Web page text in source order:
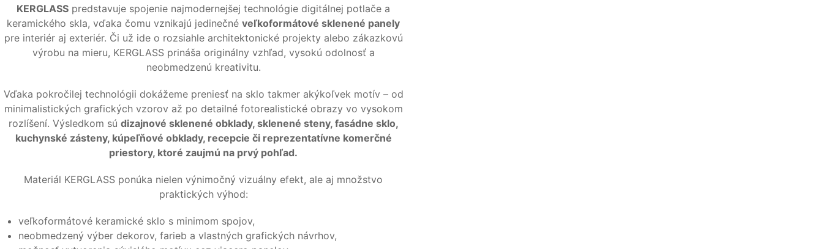
KERGLASS predstavuje spojenie najmodernejšej technológie digitálnej potlače a
keramického skla, vďaka čomu vznikajú jedinečnéveľkoformátové sklenené panely
pre interiér aj exteriér. Či už ide o rozsiahle architektonické projekty alebo zákazkovú
výrobu na mieru, KERGLASS prináša originálny vzhľad, vysokú odolnosť a
neobmedzenú kreativitu.
Vďaka pokročilej technológii dokážeme preniesť na sklo takmer akýkoľvek motív – od
minimalistických grafických vzorov až po detailné fotorealistické obrazy vo vysokom
rozlíšení. Výsledkom sú dizajnové sklenené obklady, sklenené steny, fasádne sklo,
kuchynské zásteny, kúpeľňové obklady, recepcie či reprezentatívne komerčné
priestory, ktoré zaujmú na prvý pohľad.
Materiál KERGLASS ponúka nielen výnimočný vizuálny efekt, ale aj množstvo
praktických výhod:
veľkoformátové keramické sklo s minimom spojov,
neobmedzený výber dekorov, farieb a vlastných grafických návrhov,